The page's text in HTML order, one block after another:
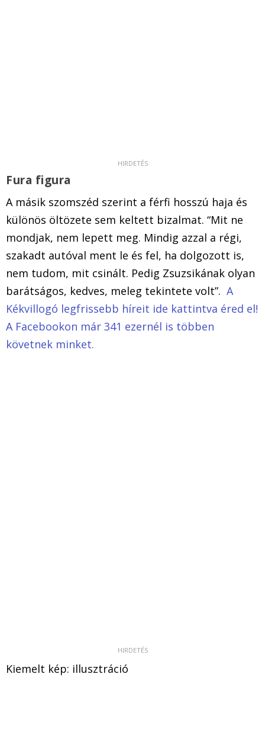
Fura figura
A másik szomszéd szerint a férfi hosszú haja és
különös öltözete sem keltett bizalmat. “Mit ne
mondjak, nem lepett meg. Mindig azzal a régi,
szakadt autóval ment le és fel, ha dolgozott is,
nem tudom, mit csinált. Pedig Zsuzsikának olyan
barátságos, kedves, meleg tekintete volt”. A
Kékvillogó legfrissebb híreit ide kattintva éred el!
A Facebookon már 341 ezernél is többen
követnek minket.
Kiemelt kép: illusztráció